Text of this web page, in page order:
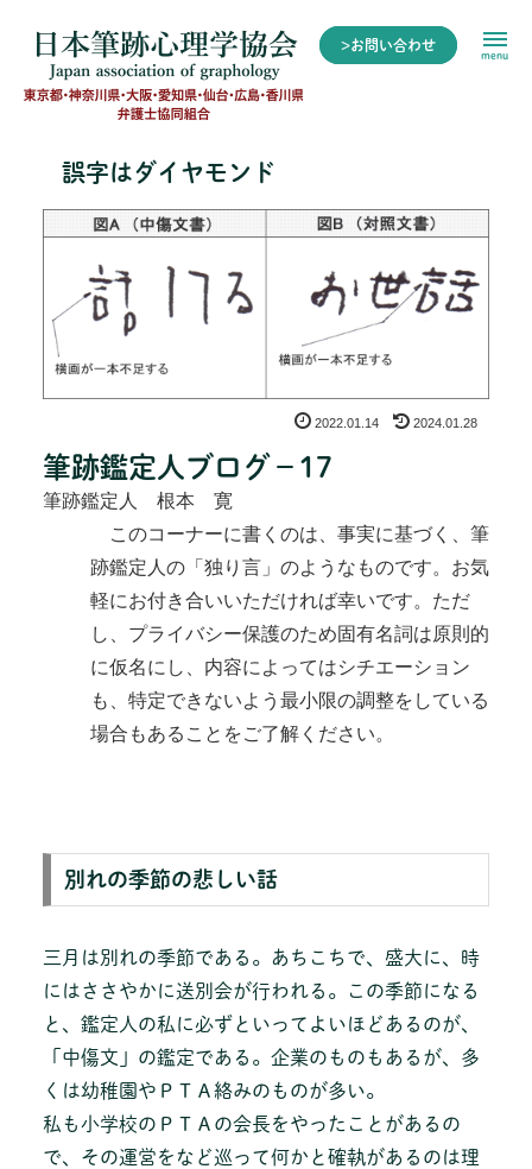
>お問い合わせ
menu
誤字はダイヤモンド
2022.01.14 2024.01.28
筆跡鑑定人ブログ－17
筆跡鑑定人 根本 寛
このコーナーに書くのは、事実に基づく、筆
跡鑑定人の「独り言」のようなものです。お気
軽にお付き合いいただければ幸いです。ただ
し、プライバシー保護のため固有名詞は原則的
に仮名にし、内容によってはシチエーション
も、特定できないよう最小限の調整をしている
場合もあることをご了解ください。
別れの季節の悲しい話
三月は別れの季節である。あちこちで、盛大に、時
にはささやかに送別会が行われる。この季節になる
と、鑑定人の私に必ずといってよいほどあるのが、
「中傷文」の鑑定である。企業のものもあるが、多
くは幼稚園やＰＴＡ絡みのものが多い。
私も小学校のＰＴＡの会長をやったことがあるの
で、その運営をなど巡って何かと確執があるのは理